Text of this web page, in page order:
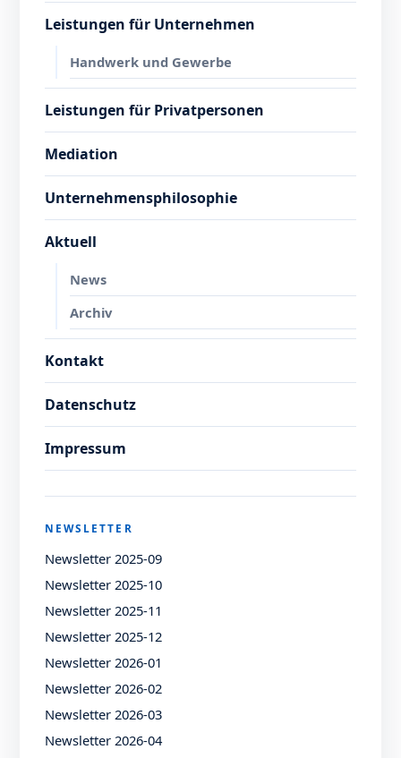
Leistungen für Unternehmen
Handwerk und Gewerbe
Leistungen für Privatpersonen
Mediation
Unternehmensphilosophie
Aktuell
News
Archiv
Kontakt
Datenschutz
Impressum
NEWSLETTER
Newsletter 2025-09
Newsletter 2025-10
Newsletter 2025-11
Newsletter 2025-12
Newsletter 2026-01
Newsletter 2026-02
Newsletter 2026-03
Newsletter 2026-04